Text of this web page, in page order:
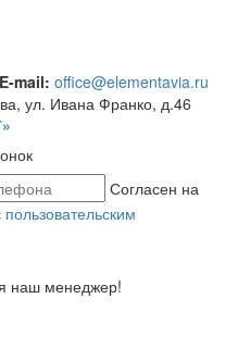
E-mail: office@elementavia.ru
ул. Ивана Франко, д.46
Согласен на
пользовательским
наш менеджер!